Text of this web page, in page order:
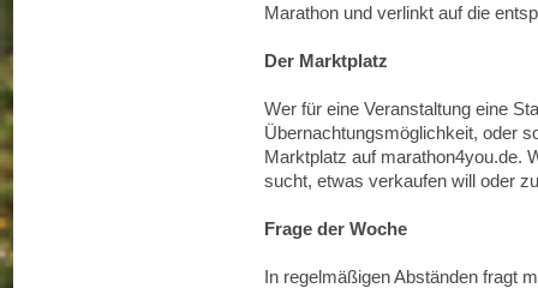
Marathon und verlinkt auf die
Der Marktplatz
Wer für eine Veranstaltung eine
Übernachtungsmöglichkeit, oder
Marktplatz auf marathon4you.de.
sucht, etwas verkaufen will oder
Frage der Woche
In regelmäßigen Abständen fragt